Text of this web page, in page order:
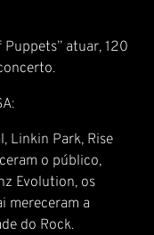
Puppets” atuar, 120
Linkin Park, Rise
o público,
Evolution, os
mereceram a
do Rock.